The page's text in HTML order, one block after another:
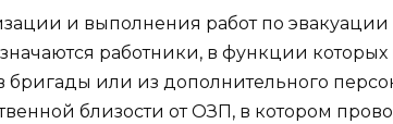
и выполнения работ по
работники, в функции которых
бригады или из дополнительного
близости от ОЗП, в котором